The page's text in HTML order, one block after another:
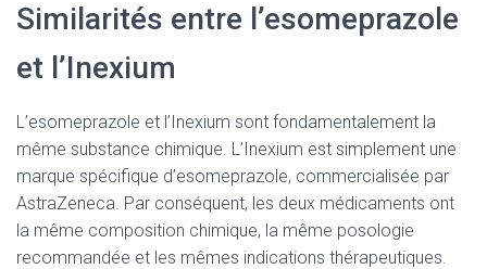
Similarités entre l’esomeprazole
et l’Inexium
L’esomeprazole et l’Inexium sont fondamentalement la
même substance chimique. L’Inexium est simplement une
marque spécifique d’esomeprazole, commercialisée par
AstraZeneca. Par conséquent, les deux médicaments ont
la même composition chimique, la même posologie
recommandée et les mêmes indications thérapeutiques.